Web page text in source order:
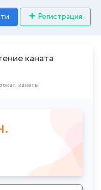
Регистрация
каната
канаты